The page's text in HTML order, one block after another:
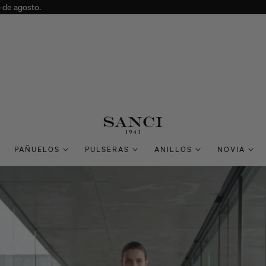
de agosto.
PAÑUELOS PULSERAS ANILLOS NOVIA